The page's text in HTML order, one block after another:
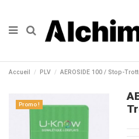
Accueil PLV AEROSIDE 100 / Stop-
Promo !